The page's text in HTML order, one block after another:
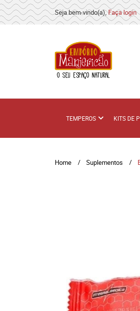
Seja bem-vindo(a),Faça login
TEMPEROS KITS DE
Home Suplementos